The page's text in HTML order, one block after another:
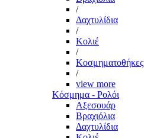
/
Δαχτυλίδια
/
Κολιέ
/
Κοσμηματοθήκες
/
view more
Κόσμημα - Ρολόι
Αξεσουάρ
Βραχιόλια
Δαχτυλίδια